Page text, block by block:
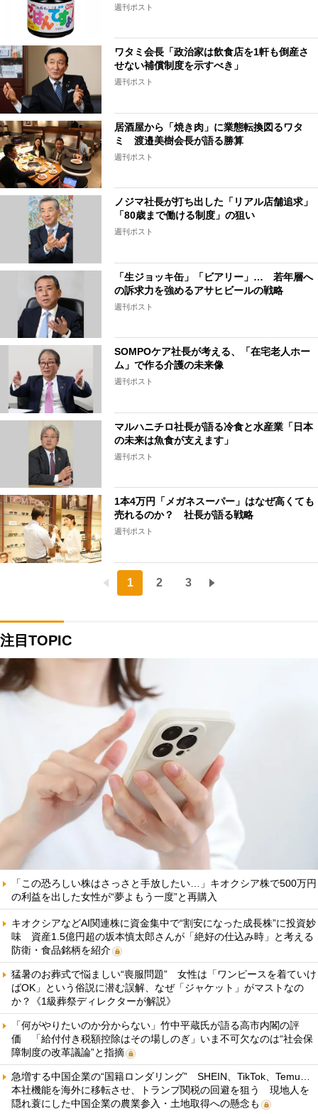
週刊ポスト
ワタミ会長「政治家は飲食店を1軒も倒産さ
せない補償制度を示すべき」
週刊ポスト
居酒屋から「焼き肉」に業態転換図るワタ
ミ 渡邉美樹会長が語る勝算
週刊ポスト
ノジマ社長が打ち出した「リアル店舗追求」
「80歳まで働ける制度」の狙い
週刊ポスト
「生ジョッキ缶」「ビアリー」… 若年層へ
の訴求力を強めるアサヒビールの戦略
週刊ポスト
SOMPOケア社長が考える、「在宅老人ホー
ム」で作る介護の未来像
週刊ポスト
マルハニチロ社長が語る冷食と水産業「日本
の未来は魚食が支えます」
週刊ポスト
1本4万円「メガネスーパー」はなぜ高くても
売れるのか？ 社長が語る戦略
週刊ポスト
1 2 3
注目TOPIC
「この恐ろしい株はさっさと手放したい…」キオクシア株で500万円
の利益を出した女性が“夢よもう一度”と再購入
キオクシアなどAI関連株に資金集中で“割安になった成長株”に投資妙
味 資産1.5億円超の坂本慎太郎さんが「絶好の仕込み時」と考える
防衛・食品銘柄を紹介
猛暑のお葬式で悩ましい“喪服問題” 女性は「ワンピースを着ていけ
ばOK」という俗説に潜む誤解、なぜ「ジャケット」がマストなの
か？《1級葬祭ディレクターが解説》
「何がやりたいのか分からない」竹中平蔵氏が語る高市内閣の評
価 「給付付き税額控除はその場しのぎ」いま不可欠なのは“社会保
障制度の改革議論”と指摘
急増する中国企業の“国籍ロンダリング” SHEIN、TikTok、Temu…
本社機能を海外に移転させ、トランプ関税の回避を狙う 現地人を
隠れ蓑にした中国企業の農業参入・土地取得への懸念も